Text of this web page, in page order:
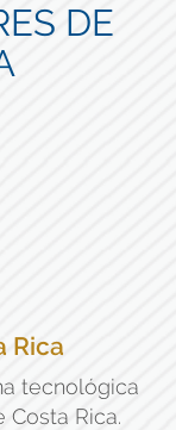
DE
Rica
tecnológica
Rica.